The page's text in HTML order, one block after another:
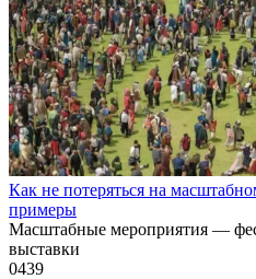
Как не потеряться на
примеры
Масштабные мероприятия —
выставки
0439